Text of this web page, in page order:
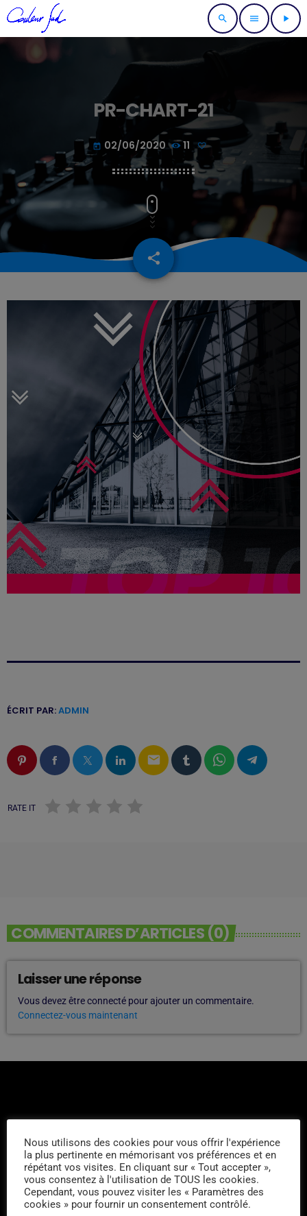
search menu play_arrow
PR-CHART-21
today 02/06/2020 11
share
email
ÉCRIT PAR:ADMIN
email
RATE IT
COMMENTAIRES D’ARTICLES (0)
Laisser une réponse
Vous devez être connecté pour ajouter un commentaire.
Connectez-vous maintenant
L'ÉQUIPE
Gérome
Nous utilisons des cookies pour vous offrir l'expérience
la plus pertinente en mémorisant vos préférences et en
répétant vos visites. En cliquant sur « Tout accepter »,
vous consentez à l'utilisation de TOUS les cookies.
Cependant, vous pouvez visiter les « Paramètres des
cookies » pour fournir un consentement contrôlé.